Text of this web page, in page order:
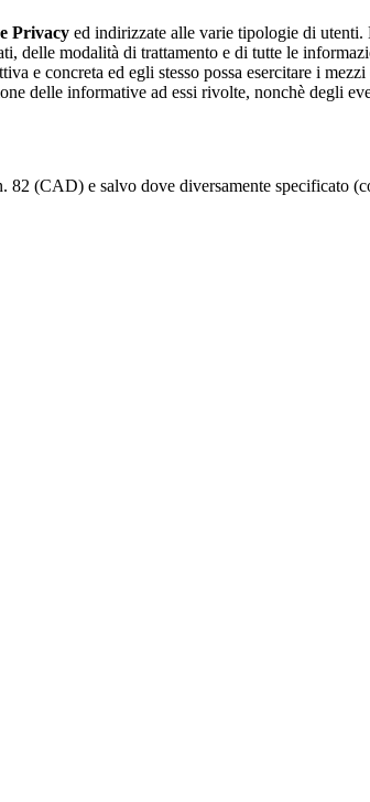
Privacy ed indirizzate alle varie tipologie di
delle modalità di trattamento e di tutte le
e concreta ed egli stesso possa esercitare i
delle informative ad essi rivolte, nonchè degli
(CAD) e salvo dove diversamente specificato